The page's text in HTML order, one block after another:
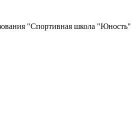
"Спортивная школа "Юность"